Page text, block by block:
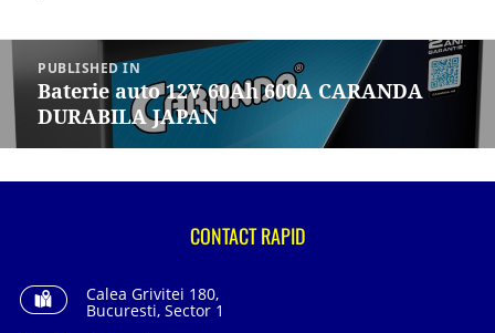
Navigare
articole
PUBLISHED IN
Baterie auto 12V 60Ah 600A CARANDA
DURABILA JAPAN
CONTACT RAPID
Calea Grivitei 180,
Bucuresti, Sector 1